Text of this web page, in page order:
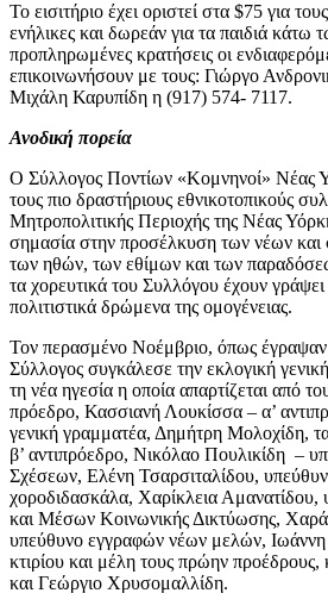
Το εισιτήριο έχει οριστεί στα $75 για
ενήλικες και δωρεάν για τα παιδιά κάτω
προπληρωμένες κρατήσεις οι
επικοινωνήσουν με τους: Γιώργο
Μιχάλη Καρυπίδη η (917) 574- 7117.
Ανοδική πορεία
Ο Σύλλογος Ποντίων «Κομνηνοί» Νέας
τους πιο δραστήριους εθνικοτοπικούς
Μητροπολιτικής Περιοχής της Νέας
σημασία στην προσέλκυση των νέων
των ηθών, των εθίμων και των
τα χορευτικά του Συλλόγου έχουν γράψει
πολιτιστικά δρώμενα της ομογένειας.
Τον περασμένο Νοέμβριο, όπως έγραψαν
Σύλλογος συγκάλεσε την εκλογική
τη νέα ηγεσία η οποία απαρτίζεται από
πρόεδρο, Κασσιανή Λουκίσσα – α’
γενική γραμματέα, Δημήτρη Μολοχίδη,
β’ αντιπρόεδρο, Νικόλαο Πουλικίδη –
Σχέσεων, Ελένη Τσαρσιταλίδου,
χοροδιδασκάλα, Χαρίκλεια
και Μέσων Κοινωνικής Δικτύωσης,
υπεύθυνο εγγραφών νέων μελών,
κτιρίου και μέλη τους πρώην
και Γεώργιο Χρυσομαλλίδη.